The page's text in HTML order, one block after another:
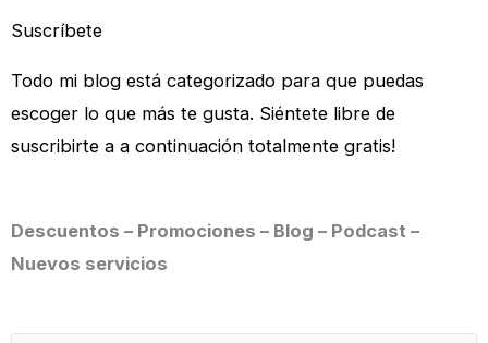
Suscríbete
Todo mi blog está categorizado para que puedas
escoger lo que más te gusta. Siéntete libre de
suscribirte a a continuación totalmente gratis!
Descuentos – Promociones – Blog – Podcast –
Nuevos servicios